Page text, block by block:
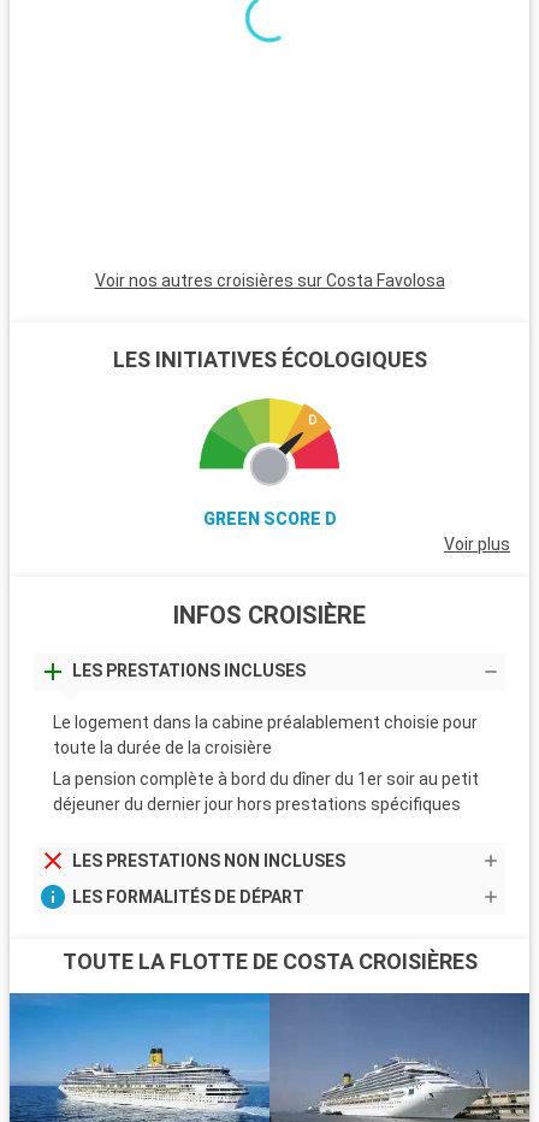
journée en famille, le Heide Park Resort, l'un des plus grands
parcs d'attractions d'Allemagne, est situé à une heure de
Voir nos autres croisières sur Costa Favolosa
LES INITIATIVES ÉCOLOGIQUES
GREEN SCORE D
Voir plus
INFOS CROISIÈRE
LES PRESTATIONS INCLUSES
Le logement dans la cabine préalablement choisie pour
toute la durée de la croisière
La pension complète à bord du dîner du 1er soir au petit
déjeuner du dernier jour hors prestations spécifiques
LES PRESTATIONS NON INCLUSES
LES FORMALITÉS DE DÉPART
TOUTE LA FLOTTE DE COSTA CROISIÈRES